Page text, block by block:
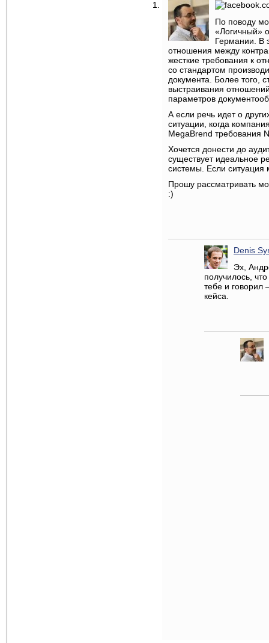
По поводу
«Логичный»
Германии. В
отношения между
жесткие требования к
со стандартом
документа. Более того,
выстраивания
параметров
А если речь идет о
ситуации, когда
MegaBrend требования
Хочется донести до
существует идеальное
системы. Если
Прошу рассматривать
:)
Denis
Эх,
получилось,
тебе и
кейса.